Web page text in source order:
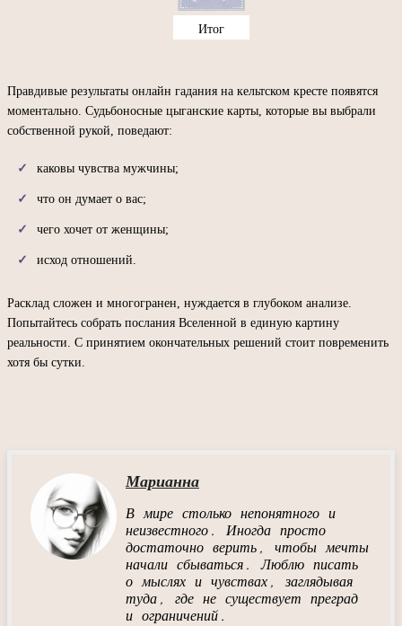
Итог
Правдивые результаты онлайн гадания на кельтском кресте появятся
моментально. Судьбоносные цыганские карты, которые вы выбрали
собственной рукой, поведают:
каковы чувства мужчины;
что он думает о вас;
чего хочет от женщины;
исход отношений.
Расклад сложен и многогранен, нуждается в глубоком анализе.
Попытайтесь собрать послания Вселенной в единую картину
реальности. С принятием окончательных решений стоит повременить
хотя бы сутки.
Марианна
В мире столько непонятного и
неизвестного. Иногда просто
достаточно верить, чтобы мечты
начали сбываться. Люблю писать
о мыслях и чувствах, заглядывая
туда, где не существует преград
и ограничений.